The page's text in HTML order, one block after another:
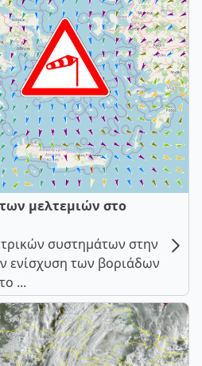
μελτεμιών στο
συστημάτων στην
ενίσχυση των βοριάδων
...